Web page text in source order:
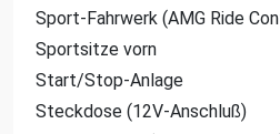
Sport-Fahrwerk (AMG Ride
Sportsitze vorn
Start/Stop-Anlage
Steckdose (12V-Anschluß)